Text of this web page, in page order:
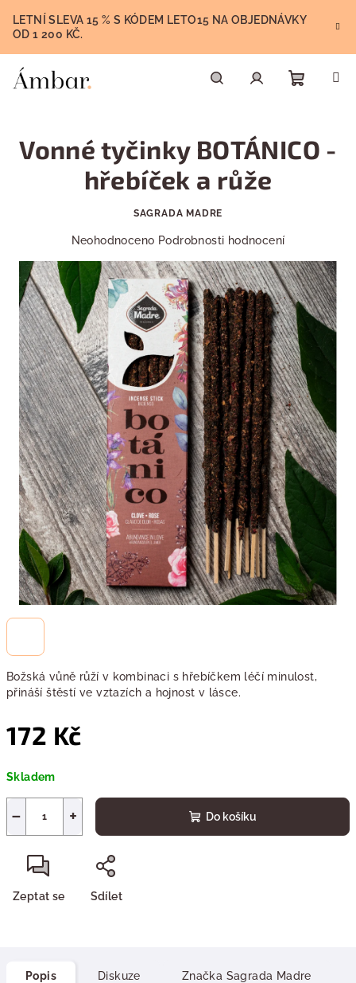
obsah
LETNÍ SLEVA 15 % S KÓDEM LETO15 NA OBJEDNÁVKY
OD 1 200 KČ.
košík
Božská vůně růží v kombinaci s hřebíčkem léčí minulost,
přináší štěstí ve vztazích a hojnost v lásce.
172 Kč
cena:
Skladem
+
− Do košíku
Zeptat se Sdílet
Vonné tyčinky BOTÁNICO -
hřebíček a růže
SAGRADA MADRE
Průměrné
produktu
je
0,0
z
5
hvězdiček.
Neohodnoceno Podrobnosti hodnocení
Popis Diskuze Značka Sagrada Madre